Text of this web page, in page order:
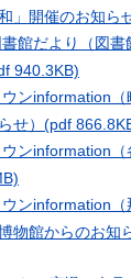
」開催のお知ら
館だより（図
940.3KB)
ンinformation
せ） (pdf
ンinformation
ンinformation
物館からのお知